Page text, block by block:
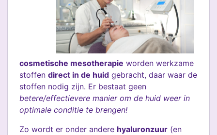
cosmetische mesotherapie worden werkzame
stoffen direct in de huid gebracht, daar waar de
stoffen nodig zijn. Er bestaat geen
betere/effectievere manier om de huid weer in
optimale conditie te brengen!
Zo wordt er onder andere hyaluronzuur (en